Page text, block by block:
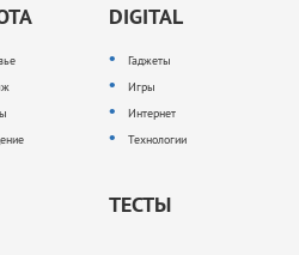
DIGITAL
Гаджеты
Игры
Интернет
Технологии
ТЕСТЫ